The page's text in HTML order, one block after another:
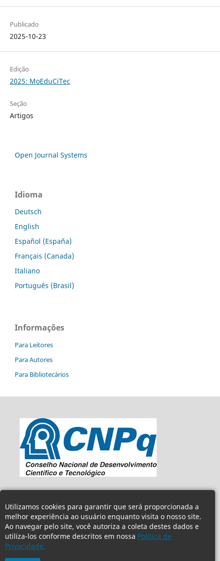
Utilizamos cookies para garantir que será proporcionada a
melhor experiência ao usuário enquanto visita o nosso site.
Ao navegar pelo site, você autoriza a coleta destes dados e
utiliza-los conforme descritos em nossa Política de
Privacidade.
Publicado
2025-10-23
Edição
2025: MoEduCiTec
Seção
Artigos
Open Journal Systems
Idioma
Deutsch
English
Español (España)
Français (Canada)
Italiano
Português (Brasil)
Informações
Para Leitores
Para Autores
Para Bibliotecários